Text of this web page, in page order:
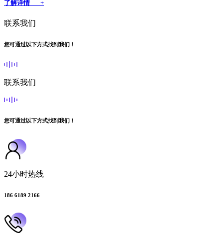
了解详情 +
联系我们
您可通过以下方式找到我们！
联系我们
您可通过以下方式找到我们！
24小时热线
186 6189 2166